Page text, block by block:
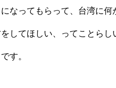
なってもらって、台湾に何
してほしい、ってことらし
す。